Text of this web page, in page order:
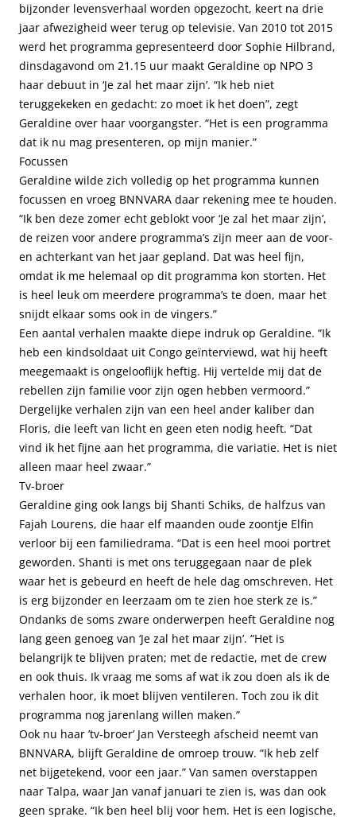
bijzonder levensverhaal worden opgezocht, keert na drie
jaar afwezigheid weer terug op televisie. Van 2010 tot 2015
werd het programma gepresenteerd door Sophie Hilbrand,
dinsdagavond om 21.15 uur maakt Geraldine op NPO 3
haar debuut in ‘Je zal het maar zijn’. “Ik heb niet
teruggekeken en gedacht: zo moet ik het doen”, zegt
Geraldine over haar voorgangster. “Het is een programma
dat ik nu mag presenteren, op mijn manier.”
Focussen
Geraldine wilde zich volledig op het programma kunnen
focussen en vroeg BNNVARA daar rekening mee te houden.
“Ik ben deze zomer echt geblokt voor ‘Je zal het maar zijn’,
de reizen voor andere programma’s zijn meer aan de voor-
en achterkant van het jaar gepland. Dat was heel fijn,
omdat ik me helemaal op dit programma kon storten. Het
is heel leuk om meerdere programma’s te doen, maar het
snijdt elkaar soms ook in de vingers.”
Een aantal verhalen maakte diepe indruk op Geraldine. “Ik
heb een kindsoldaat uit Congo geïnterviewd, wat hij heeft
meegemaakt is ongelooflijk heftig. Hij vertelde mij dat de
rebellen zijn familie voor zijn ogen hebben vermoord.”
Dergelijke verhalen zijn van een heel ander kaliber dan
Floris, die leeft van licht en geen eten nodig heeft. “Dat
vind ik het fijne aan het programma, die variatie. Het is niet
alleen maar heel zwaar.”
Tv-broer
Geraldine ging ook langs bij Shanti Schiks, de halfzus van
Fajah Lourens, die haar elf maanden oude zoontje Elfin
verloor bij een familiedrama. “Dat is een heel mooi portret
geworden. Shanti is met ons teruggegaan naar de plek
waar het is gebeurd en heeft de hele dag omschreven. Het
is erg bijzonder en leerzaam om te zien hoe sterk ze is.”
Ondanks de soms zware onderwerpen heeft Geraldine nog
lang geen genoeg van ‘Je zal het maar zijn’. “Het is
belangrijk te blijven praten; met de redactie, met de crew
en ook thuis. Ik vraag me soms af wat ik zou doen als ik de
verhalen hoor, ik moet blijven ventileren. Toch zou ik dit
programma nog jarenlang willen maken.”
Ook nu haar ’tv-broer’ Jan Versteegh afscheid neemt van
BNNVARA, blijft Geraldine de omroep trouw. “Ik heb zelf
net bijgetekend, voor een jaar.” Van samen overstappen
naar Talpa, waar Jan vanaf januari te zien is, was dan ook
geen sprake. “Ik ben heel blij voor hem. Het is een logische,